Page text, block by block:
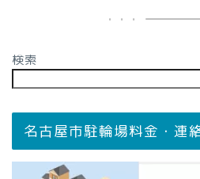
検索
名古屋市駐輪場料金・連